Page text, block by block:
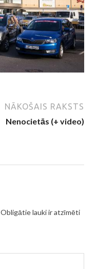
NĀKOŠAIS RAKSTS
Nenocietās (+ video)
Obligātie lauki ir atzīmēti